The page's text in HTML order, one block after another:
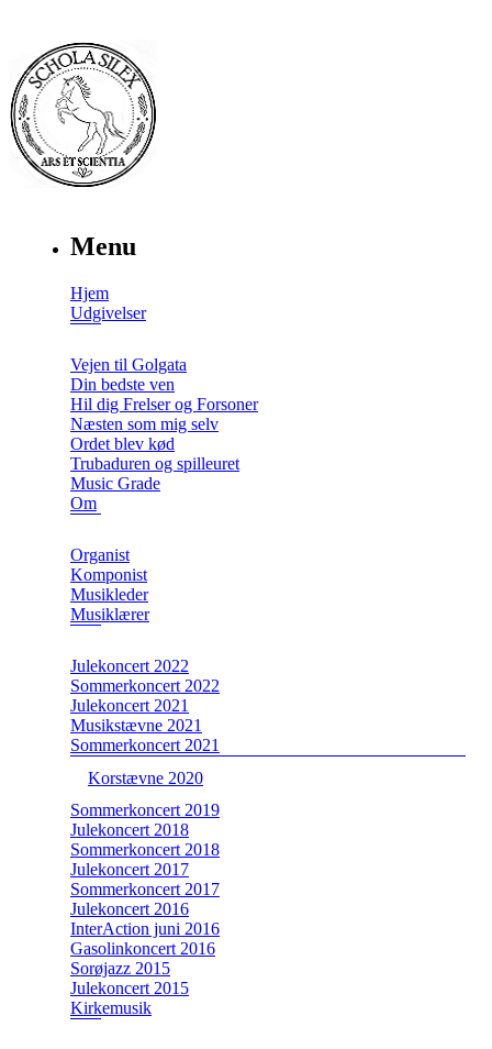
Menu
Hjem
Udgivelser
Vejen til Golgata
Din bedste ven
Hil dig Frelser og Forsoner
Næsten som mig selv
Ordet blev kød
Trubaduren og spilleuret
Music Grade
Om
Organist
Komponist
Musikleder
Musiklærer
Julekoncert 2022
Sommerkoncert 2022
Julekoncert 2021
Musikstævne 2021
Sommerkoncert 2021
Korstævne 2020
Sommerkoncert 2019
Julekoncert 2018
Sommerkoncert 2018
Julekoncert 2017
Sommerkoncert 2017
Julekoncert 2016
InterAction juni 2016
Gasolinkoncert 2016
Sorøjazz 2015
Julekoncert 2015
Kirkemusik